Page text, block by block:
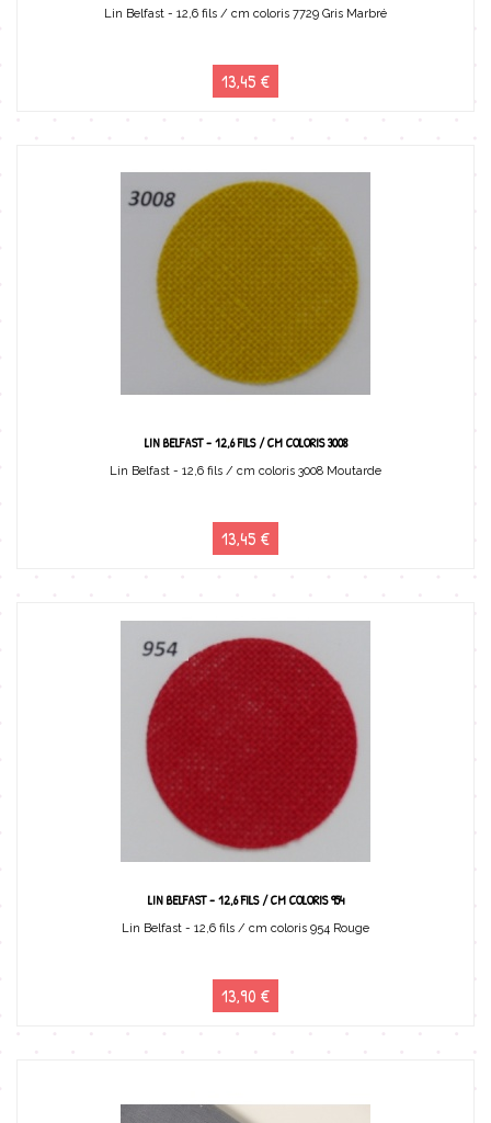
Lin Belfast - 12,6 fils / cm coloris 7729 Gris Marbré
13,45 €
LIN BELFAST - 12,6 FILS / CM COLORIS 3008
Lin Belfast - 12,6 fils / cm coloris 3008 Moutarde
13,45 €
LIN BELFAST - 12,6 FILS / CM COLORIS 954
Lin Belfast - 12,6 fils / cm coloris 954 Rouge
13,90 €